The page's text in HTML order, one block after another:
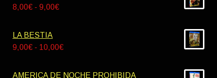
8,00€ - 9,00€Rango
desde
LA BESTIA
9,00€ - 10,00€Rango
precios:
AMERICA DE NOCHE PROHIBIDA